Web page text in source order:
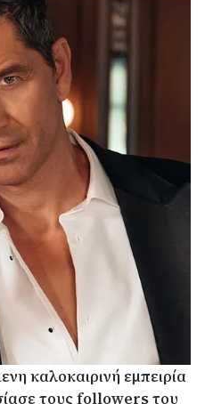
καλοκαιρινή εμπειρία
τους followers του